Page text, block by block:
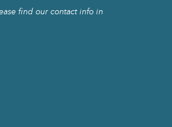
find our contact info in